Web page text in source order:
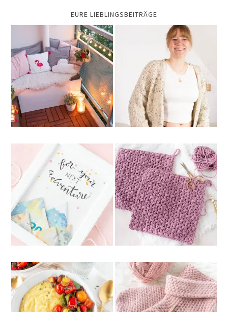
EURE LIEBLINGSBEITRÄGE